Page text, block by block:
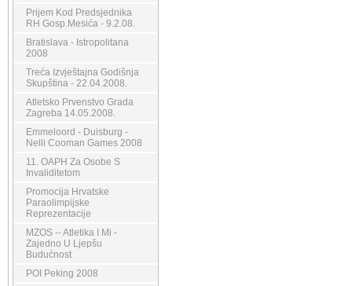
Prijem Kod Predsjednika
RH Gosp.Mesića - 9.2.08.
Bratislava - Istropolitana
2008
Treća Izvještajna Godišnja
Skupština - 22.04.2008.
Atletsko Prvenstvo Grada
Zagreba 14.05.2008.
Emmeloord - Duisburg -
Nelli Cooman Games 2008
11. OAPH Za Osobe S
Invaliditetom
Promocija Hrvatske
Paraolimpijske
Reprezentacije
MZOS -- Atletika I Mi -
Zajedno U Ljepšu
Budućnost
POI Peking 2008